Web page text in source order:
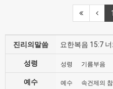
1
진리의말씀 요한복음 15:7
성령 성령 기름부음
예수 예수 속건제의